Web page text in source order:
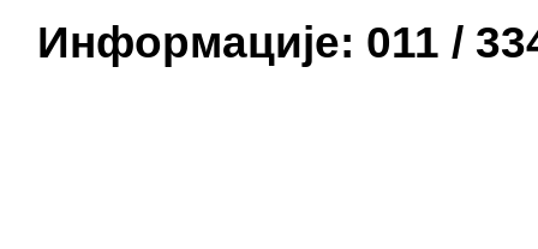
Информације: 011 /